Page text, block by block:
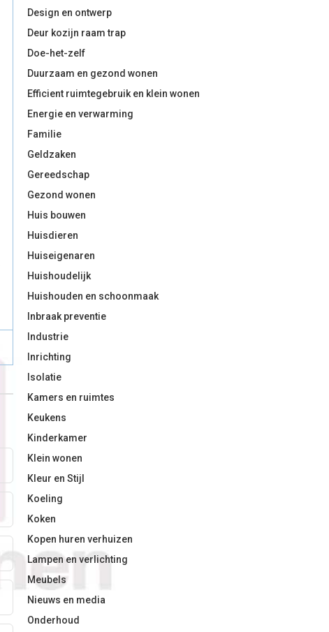
Design en ontwerp
Deur kozijn raam trap
Doe-het-zelf
Duurzaam en gezond wonen
Efficient ruimtegebruik en klein wonen
Energie en verwarming
Familie
Geldzaken
Gereedschap
Gezond wonen
Huis bouwen
Huisdieren
Huiseigenaren
Huishoudelijk
Huishouden en schoonmaak
Inbraak preventie
Industrie
Inrichting
Isolatie
Kamers en ruimtes
Keukens
Kinderkamer
Klein wonen
Kleur en Stijl
Koeling
Koken
Kopen huren verhuizen
Lampen en verlichting
Meubels
Nieuws en media
Onderhoud